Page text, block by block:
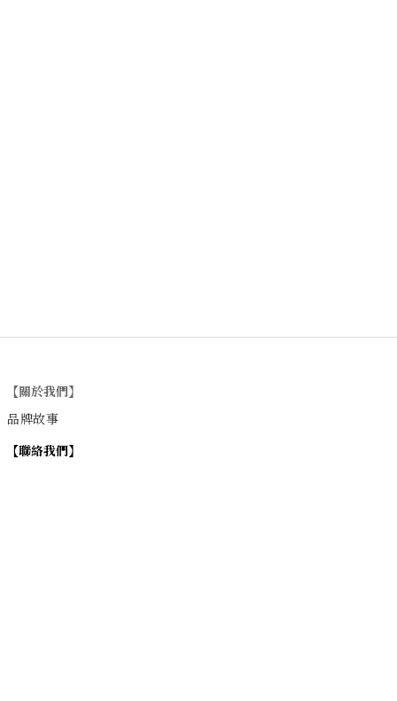
【關於我們】
品牌故事
【聯絡我們】